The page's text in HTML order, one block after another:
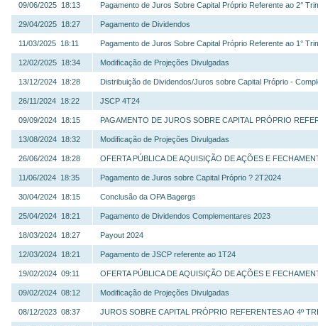
09/06/2025 18:13 Pagamento de Juros Sobre Capital Próprio Referente ao 2°
29/04/2025 18:27 Pagamento de Dividendos
11/03/2025 18:11 Pagamento de Juros Sobre Capital Próprio Referente ao 1°
12/02/2025 18:34 Modificação de Projeções Divulgadas
13/12/2024 18:28 Distribuição de Dividendos/Juros sobre Capital Próprio -
26/11/2024 18:22 JSCP 4T24
09/09/2024 18:15 PAGAMENTO DE JUROS SOBRE CAPITAL PRÓPRIO
13/08/2024 18:32 Modificação de Projeções Divulgadas
26/06/2024 18:28 OFERTA PÚBLICA DE AQUISIÇÃO DE AÇÕES E
11/06/2024 18:35 Pagamento de Juros sobre Capital Próprio ? 2T2024
30/04/2024 18:15 Conclusão da OPA Bagergs
25/04/2024 18:21 Pagamento de Dividendos Complementares 2023
18/03/2024 18:27 Payout 2024
12/03/2024 18:21 Pagamento de JSCP referente ao 1T24
19/02/2024 09:11 OFERTA PÚBLICA DE AQUISIÇÃO DE AÇÕES E
09/02/2024 08:12 Modificação de Projeções Divulgadas
08/12/2023 08:37 JUROS SOBRE CAPITAL PRÓPRIO REFERENTES AO 4º